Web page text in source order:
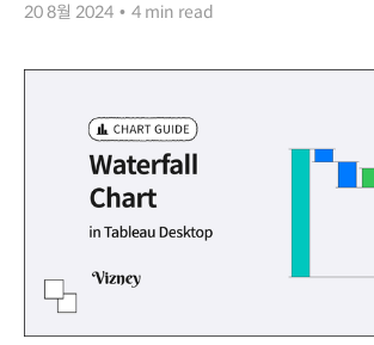
20 8월 2024 • 4 min read